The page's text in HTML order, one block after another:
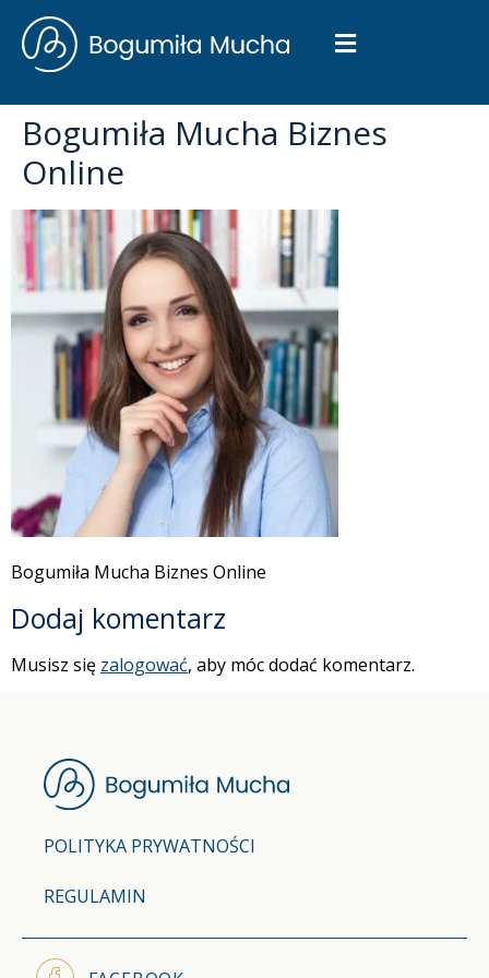
Bogumiła Mucha Biznes
Online
Bogumiła Mucha Biznes Online
Dodaj komentarz
Musisz się zalogować, aby móc dodać komentarz.
POLITYKA PRYWATNOŚCI
REGULAMIN